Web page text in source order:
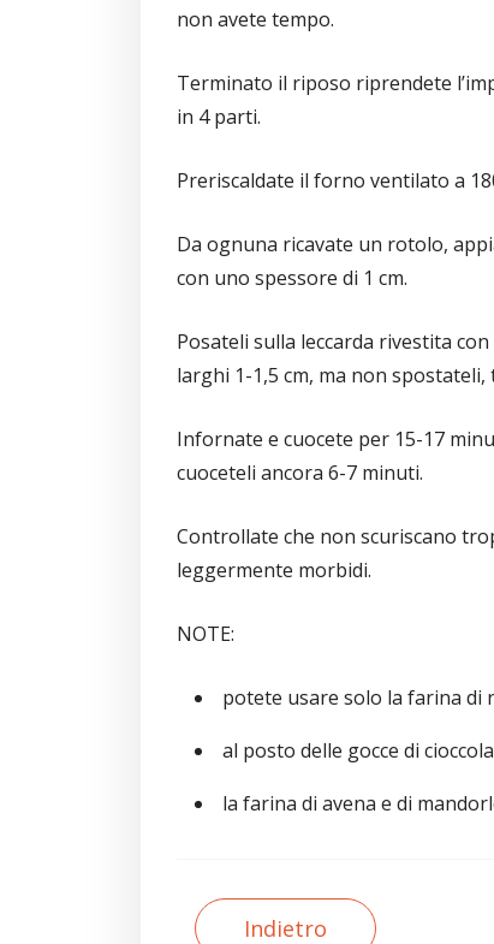
non avete tempo.
Terminato il riposo riprendete
in 4 parti.
Preriscaldate il forno ventilato a
Da ognuna ricavate un rotolo,
con uno spessore di 1 cm.
Posateli sulla leccarda rivestita
larghi 1-1,5 cm, ma non spostateli,
Infornate e cuocete per 15-17
cuoceteli ancora 6-7 minuti.
Controllate che non scuriscano
leggermente morbidi.
NOTE:
potete usare solo la farina di
al posto delle gocce di
la farina di avena e di
Indietro